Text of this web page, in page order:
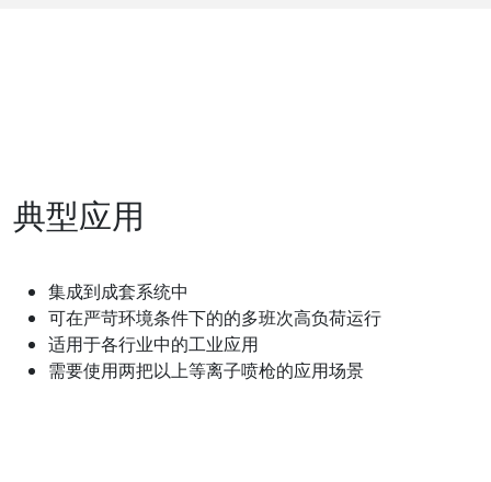
典型应用
集成到成套系统中
可在严苛环境条件下的的多班次高负荷运行
适用于各行业中的工业应用
需要使用两把以上等离子喷枪的应用场景